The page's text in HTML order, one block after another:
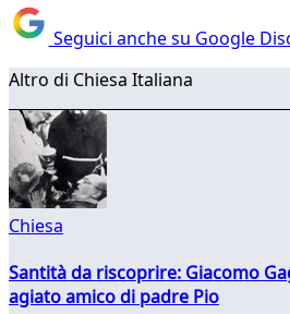
Seguici anche su Google
Altro di Chiesa Italiana
Chiesa
Santità da riscoprire: Giacomo
agiato amico di padre Pio